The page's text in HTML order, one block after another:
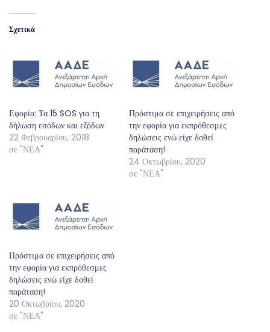
Σχετικά
Εφορία: Τα 15 SOS για τη
δήλωση εσόδων και εξόδων
22 Φεβρουαρίου, 2018
σε "ΝΕΑ"
Πρόστιμα σε επιχειρήσεις από
την εφορία για εκπρόθεσμες
δηλώσεις ενώ είχε δοθεί
παράταση!
24 Οκτωβρίου, 2020
σε "ΝΕΑ"
Πρόστιμα σε επιχειρήσεις από
την εφορία για εκπρόθεσμες
δηλώσεις ενώ είχε δοθεί
παράταση!
20 Οκτωβρίου, 2020
σε "ΝΕΑ"